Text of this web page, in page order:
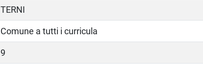
TERNI
Comune a tutti i curricula
9